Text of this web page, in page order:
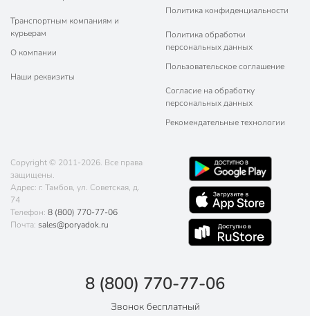
Транспортным компаниям и
курьерам
О компании
Наши реквизиты
Политика конфиденциальности
Политика обработки
персональных данных
Пользовательское соглашение
Согласие на обработку
персональных данных
Рекомендательные технологии
Copyright © 2011-2026. Все права
защищены.
Адрес: г. Тамбов, ул. Советская, д.
74
Телефон: 8 (800) 770-77-06
Почта: sales@poryadok.ru
8 (800) 770-77-06
Звонок бесплатный